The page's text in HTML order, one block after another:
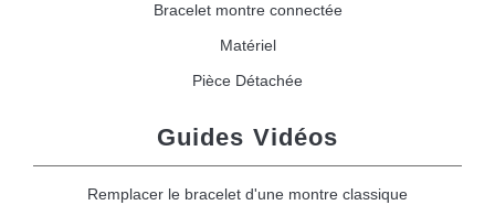
Bracelet montre connectée
Matériel
Pièce Détachée
Guides Vidéos
Remplacer le bracelet d'une montre classique